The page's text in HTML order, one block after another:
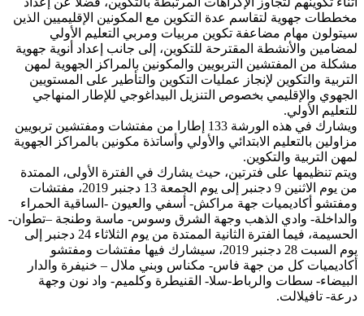
مخططات جهوية لتقاسم عدة التكوين مع المكونين الإقليميين الذين
سيتولون مهام مضاعفة تكوين مربيات ومربي التعليم الأولي
لمضامين والأنشطة المقترحة للتكوين، إلى جانب إعداد أنوية جهوية
مشكلة من المفتشين التربويين والمكونين بالمراكز الجهوية لمهن
التربية والتكوين لإنجاز عمليات التكوين والتأطير على المستويين
الجهوي والإقليمي بخصوص التنزيل البيداغوجي للإطار المنهاجي
للتعليم الأولي.
ويشارك في هذه الورشة 133 إطارا من مفتشات ومفتشين تربويين
مزاولين بالتعليم الابتدائي والأولي وأساتذة مكونين بالمراكز الجهوية
لمهن التربية والتكوين.
ويتم تنظيمها على فترتين، حيث يشارك في الفترة الأولى، الممتدة
من يوم الاثنين 9 دجنبر إلى يوم الجمعة 13 دجنبر 2019، مفتشات
ومفتشو أكاديميات جهة مراكش- أسفي والعيون -الساقية الحمراء
والداخلة- وادي الذهب وجهة الشرق وسوس- ماسة وطنجة –تطوان-
الحسيمة، فيما الفترة الثانية الممتدة من يوم الثلاثاء 24 دجنبر إلى
يوم السبت 28 دجنبر 2019، سيشارك فيها مفتشات ومفتشو
أكاديميات كل من جهة فاس- مكناس وبني ملال – خنيفرة والدار
البيضاء- سطات والرباط-سلا- القنيطرة وكلميم- واد نون وجهة
درعة- تافيلالت.